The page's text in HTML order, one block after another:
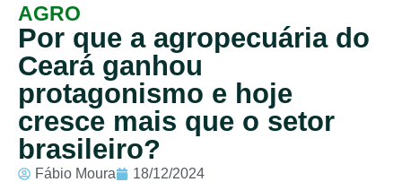
AGRO
Por que a agropecuária do
Ceará ganhou
protagonismo e hoje
cresce mais que o setor
brasileiro?
Fábio Moura 18/12/2024